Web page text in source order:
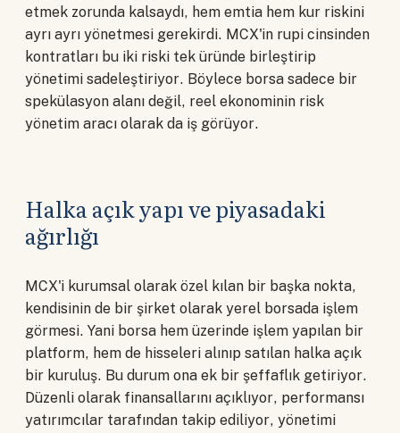
etmek zorunda kalsaydı, hem emtia hem kur riskini
ayrı ayrı yönetmesi gerekirdi. MCX'in rupi cinsinden
kontratları bu iki riski tek üründe birleştirip
yönetimi sadeleştiriyor. Böylece borsa sadece bir
spekülasyon alanı değil, reel ekonominin risk
yönetim aracı olarak da iş görüyor.
Halka açık yapı ve piyasadaki
ağırlığı
MCX'i kurumsal olarak özel kılan bir başka nokta,
kendisinin de bir şirket olarak yerel borsada işlem
görmesi. Yani borsa hem üzerinde işlem yapılan bir
platform, hem de hisseleri alınıp satılan halka açık
bir kuruluş. Bu durum ona ek bir şeffaflık getiriyor.
Düzenli olarak finansallarını açıklıyor, performansı
yatırımcılar tarafından takip ediliyor, yönetimi